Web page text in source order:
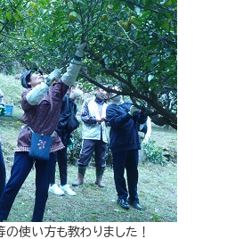
の使い方も教わりました！